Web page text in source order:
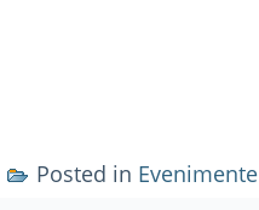
Posted in Evenimente